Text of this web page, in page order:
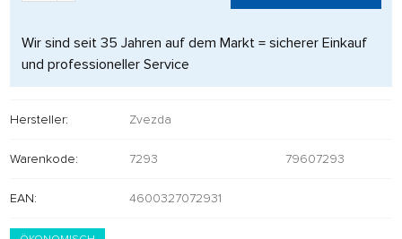
Wir sind seit 35 Jahren auf dem Markt = sicherer Einkauf
und professioneller Service
Hersteller: Zvezda
Warenkode: 7293 79607293
EAN: 4600327072931